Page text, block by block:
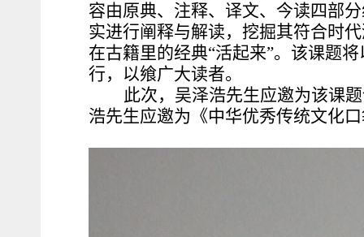
容由原典、注释、译文、今读四部
实进行阐释与解读，挖掘其符合时
在古籍里的经典“活起来”。该课题
行，以飨广大读者。
此次，吴泽浩先生应邀为该课
浩先生应邀为《中华优秀传统文化